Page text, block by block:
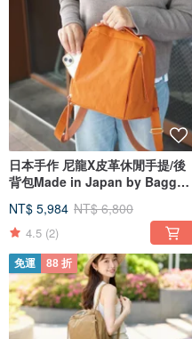
日本手作 尼龍X皮革休閒手提/後
背包Made in Japan by Baggy
NT$ 5,984 NT$ 6,800
4.5 (2)
免運 88 折